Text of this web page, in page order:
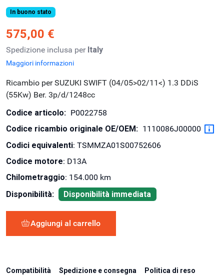
In buono stato
575,00 €
Spedizione inclusa per Italy
Maggiori informazioni
Ricambio per SUZUKI SWIFT (04/05>02/11<) 1.3 DDiS
(55Kw) Ber. 3p/d/1248cc
Codice articolo: P0022758
Codice ricambio originale OE/OEM: 1110086J00000
Codici equivalenti: TSMMZA01S00752606
Codice motore: D13A
Chilometraggio: 154.000 km
Disponibilità:
Disponibilità immediata
Aggiungi al carrello
Compatibilità Spedizione e consegna Politica di reso